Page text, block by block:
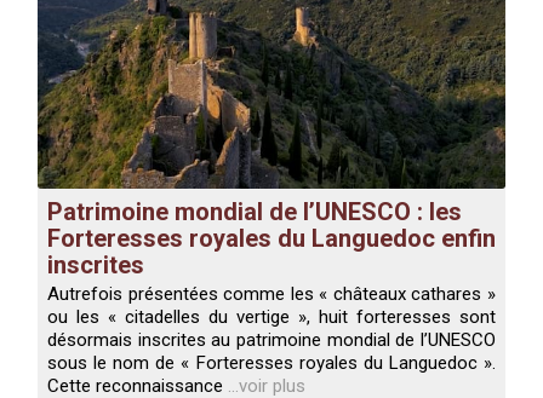
Patrimoine mondial de l’UNESCO : les
Forteresses royales du Languedoc enfin
inscrites
Autrefois présentées comme les « châteaux cathares »
ou les « citadelles du vertige », huit forteresses sont
désormais inscrites au patrimoine mondial de l’UNESCO
sous le nom de « Forteresses royales du Languedoc ».
Cette reconnaissance ...voir plus